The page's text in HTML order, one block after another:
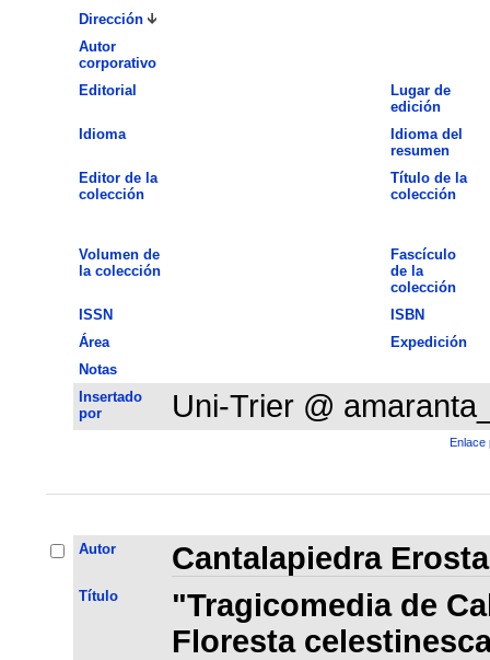
Dirección
Autor
corporativo
Editorial
Lugar de
edición
Idioma
Idioma del
resumen
Editor de la
colección
Título de la
colección
Volumen de
la colección
Fascículo
de la
colección
ISSN
ISBN
Área
Expedición
Notas
Insertado
por
Uni-Trier @
Enlace
Autor Cantalapiedra
Título
"Tragicomedia de
Floresta